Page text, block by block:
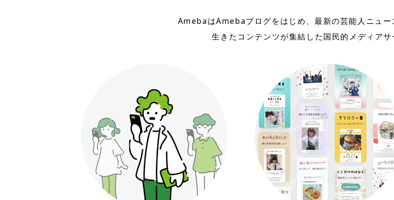
AmebaはAmebaブログをはじめ、最新の芸能人ニュー
生きたコンテンツが集結した国民的メディアサ